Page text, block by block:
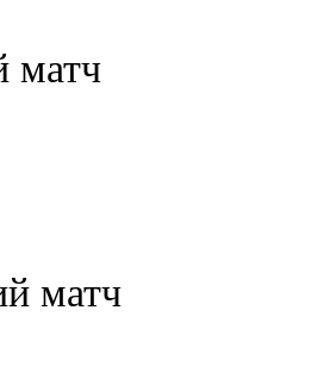
матч
матч